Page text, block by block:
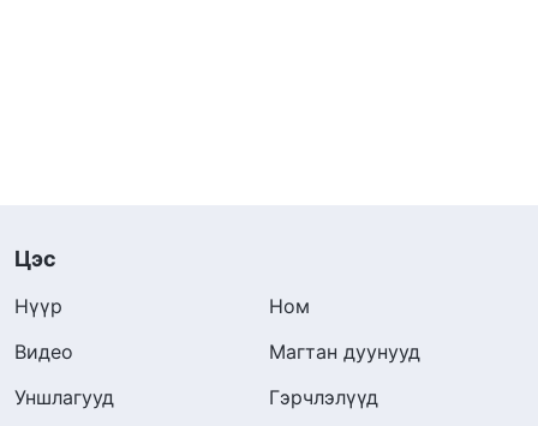
Цэс
Нүүр
Ном
Видео
Магтан дуунууд
Уншлагууд
Гэрчлэлүүд